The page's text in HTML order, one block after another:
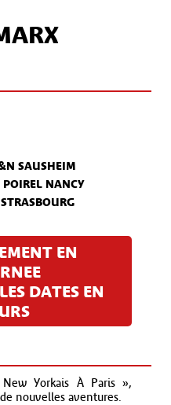
SAUSHEIM
POIREL NANCY
EN
DATES EN
Yorkais À Paris »,
nouvelles aventures.